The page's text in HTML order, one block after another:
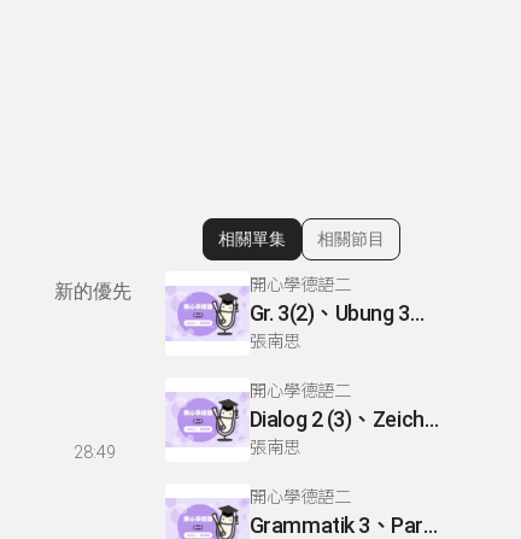
新的優先
28:49
顯示相關單集
相關單集 相關節目
開心學德語二
Gr. 3(2)、Ubung 3、Gr. 2(1)
張南思
開心學德語二
Dialog 2 (3)、Zeichnen: einen Mann、Lesetext 1(1)
張南思
開心學德語二
Grammatik 3、Partnerubungen Nr. 1, 3、Dialog 2(1)